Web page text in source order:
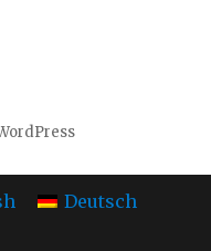
Deutsch